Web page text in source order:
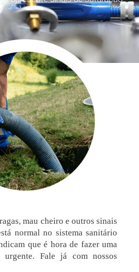
mau cheiro e outros sinais
normal no sistema sanitário
que é hora de fazer uma
urgente. Fale já com nossos